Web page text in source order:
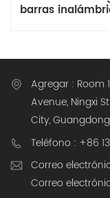
barras
Agregar : Room
Avenue, Ningxi
City,
Teléfono : +86
Correo
Correo